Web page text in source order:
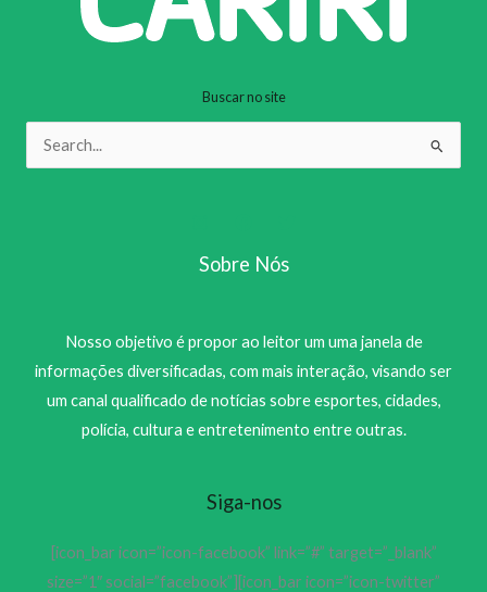
Buscar no site
Pesquisar
Sobre Nós
Nosso objetivo é propor ao leitor um uma janela de
informações diversificadas, com mais interação, visando ser
um canal qualificado de notícias sobre esportes, cidades,
polícia, cultura e entretenimento entre outras.
Siga-nos
[icon_bar icon=”icon-facebook” link=”#” target=”_blank”
size=”1″ social=”facebook”][icon_bar icon=”icon-twitter”